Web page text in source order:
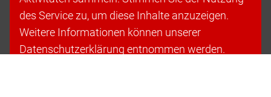
des Service zu, um diese Inhalte anzuzeigen.
Weitere Informationen können unserer
Datenschutzerklärung entnommen werden.